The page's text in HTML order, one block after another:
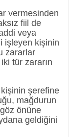
vermesinden
fiil de
veya
işleyen kişinin
zararlar
tür zararın
şerefine
mağdurun
önüne
geldiğini